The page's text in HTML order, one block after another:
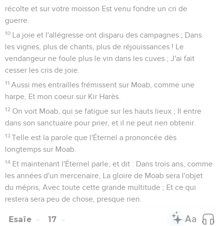
Mais toi, tu as été jeté loin de ton sépulcre, Comme un
Comme un cadavre foulé aux pieds.
Tu n'es pas réuni à eux dans le sépulcre, Car tu as détruit
ton pays, tu as fait périr ton peuple : On ne parlera plus
Préparez le massacre des fils, A cause de l'iniquité de leurs
remplir le monde d'ennemis ! -
J'anéantirai le nom et la trace de Babylone, Ses descendants
et sa postérité, dit l'Éternel.
J'en ferai le gîte du hérisson et un marécage, Et je la
balaierai avec le balai de la destruction, Dit l'Éternel des
armées.
La fin de toutes les oppressions